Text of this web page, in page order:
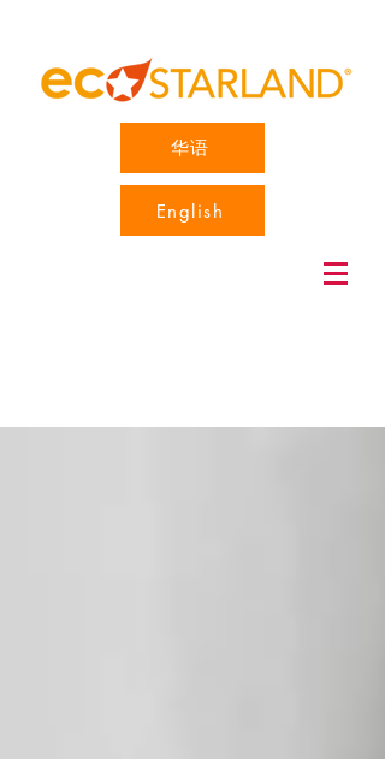
华语
English